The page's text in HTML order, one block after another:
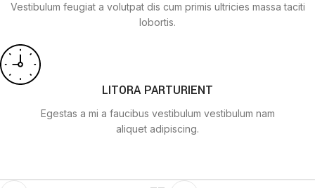
Vestibulum feugiat a volutpat dis cum primis ultricies massa taciti
lobortis.
LITORA PARTURIENT
Egestas a mi a faucibus vestibulum vestibulum nam
aliquet adipiscing.